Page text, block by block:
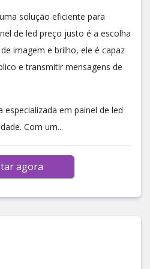
solução eficiente para
de led preço justo é a escolha
imagem e brilho, ele é capaz
e transmitir mensagens de
especializada em painel de led
Com um...
agora